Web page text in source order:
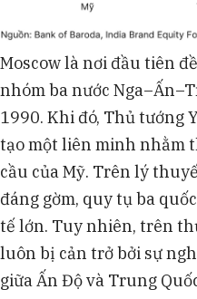
Moscow là nơi đầu tiên
nhóm ba nước
1990. Khi đó, Thủ tướng
tạo một liên minh nhằm
cầu của Mỹ. Trên lý
đáng gờm, quy tụ ba
tế lớn. Tuy nhiên, trên
luôn bị cản trở bởi sự
giữa Ấn Độ và Trung